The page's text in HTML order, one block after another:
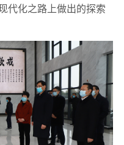
代化之路上做出的探索